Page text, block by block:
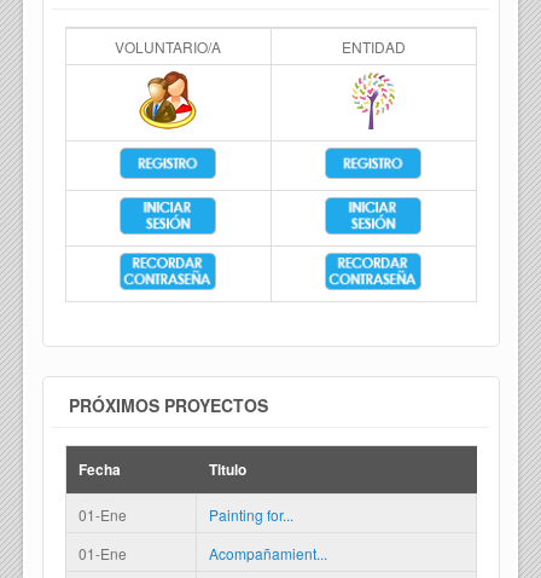
VOLUNTARIO/A ENTIDAD
PRÓXIMOS PROYECTOS
Fecha Titulo
01-Ene
Painting for...
01-Ene
Acompañamient...